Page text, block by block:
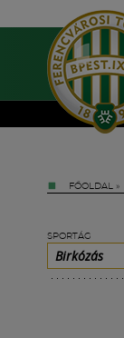
FŐOLDAL »
SPORTÁG
Birkózás